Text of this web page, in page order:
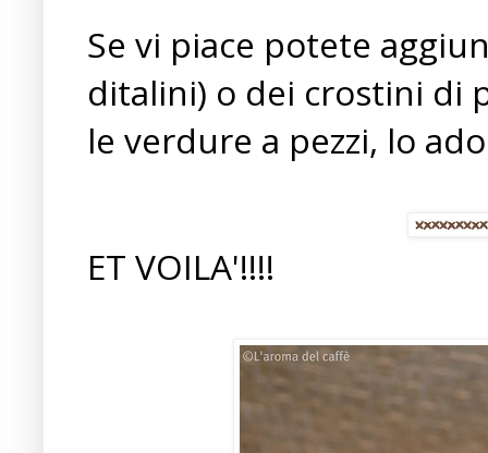
Se vi piace potete
ditalini) o dei crostini di
le verdure a pezzi, lo
ET VOILA'!!!!